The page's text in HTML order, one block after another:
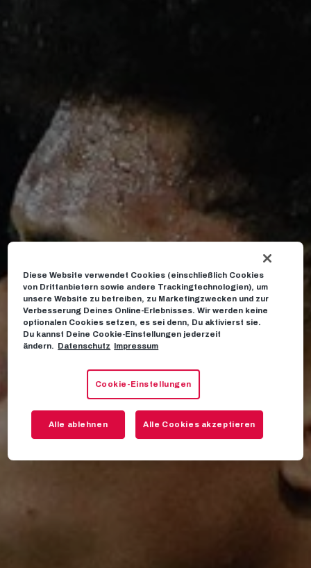
Diese Website verwendet Cookies (einschließlich Cookies
von Drittanbietern sowie andere Trackingtechnologien), um
unsere Website zu betreiben, zu Marketingzwecken und zur
Verbesserung Deines Online-Erlebnisses. Wir werden keine
optionalen Cookies setzen, es sei denn, Du aktivierst sie.
Du kannst Deine Cookie-Einstellungen jederzeit
ändern. Datenschutz Impressum
Cookie-Einstellungen
Alle ablehnen Alle Cookies akzeptieren